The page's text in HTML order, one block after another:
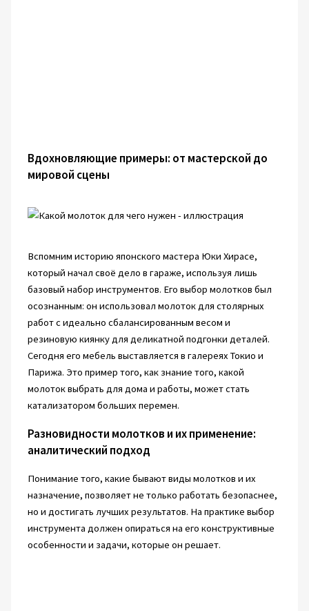
Вдохновляющие примеры: от мастерской до
мировой сцены
Вспомним историю японского мастера Юки Хирасе,
который начал своё дело в гараже, используя лишь
базовый набор инструментов. Его выбор молотков был
осознанным: он использовал молоток для столярных
работ с идеально сбалансированным весом и
резиновую киянку для деликатной подгонки деталей.
Сегодня его мебель выставляется в галереях Токио и
Парижа. Это пример того, как знание того, какой
молоток выбрать для дома и работы, может стать
катализатором больших перемен.
Разновидности молотков и их применение:
аналитический подход
Понимание того, какие бывают виды молотков и их
назначение, позволяет не только работать безопаснее,
но и достигать лучших результатов. На практике выбор
инструмента должен опираться на его конструктивные
особенности и задачи, которые он решает.